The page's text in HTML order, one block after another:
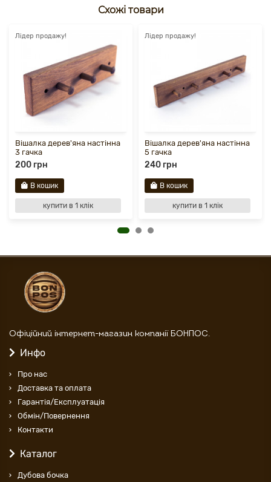
Схожі товари
Лідер продажу!
Вішалка дерев'яна настінна
3 гачка
200 грн
В кошик
купити в 1 клік
Лідер продажу!
Вішалка дерев'яна настінна
5 гачка
240 грн
В кошик
купити в 1 клік
Офіційний інтернет-магазин компанії БОНПОС.
Инфо
Про нас
Доставка та оплата
Гарантія/Експлуатація
Обмін/Повернення
Контакти
Каталог
Дубова бочка